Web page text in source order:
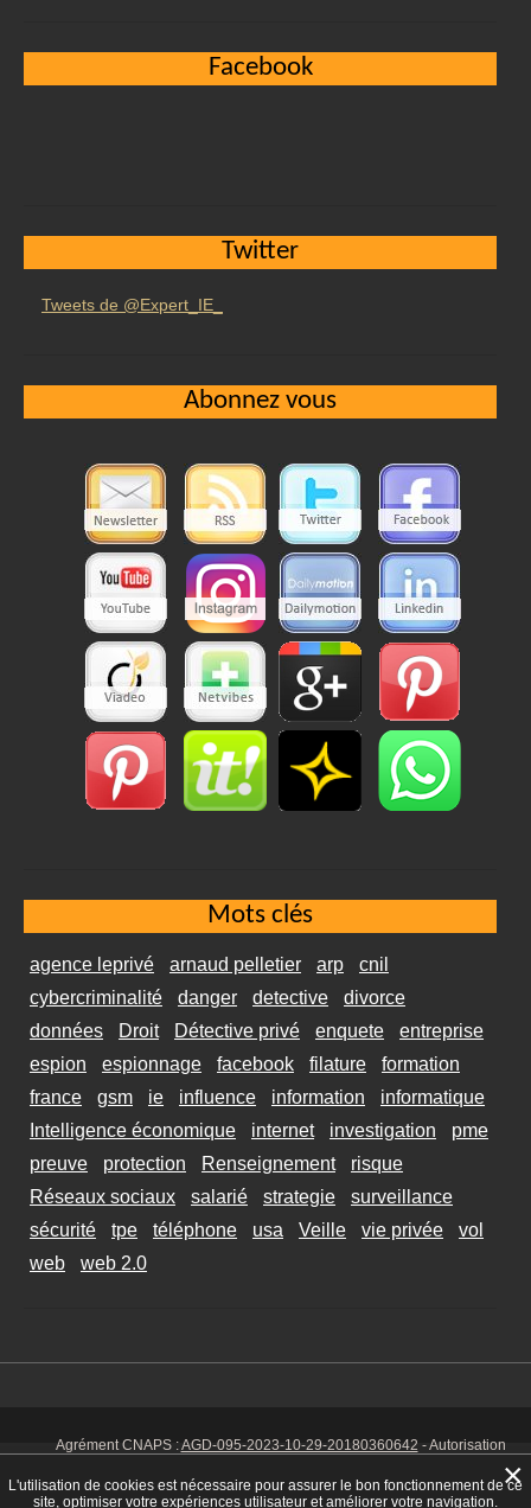
Facebook
Twitter
Tweets de @Expert_IE_
Abonnez vous
Mots clés
agence leprivé arnaud pelletier arp
cnil
cybercriminalité
danger detective
divorce
données
Droit Détective privé enquete
entreprise
espion
espionnage facebook filature
formation
france
gsm ie influence information
informatique
Intelligence économique
internet investigation
pme
preuve
protection Renseignement
risque
Réseaux sociaux
salarié strategie
surveillance
sécurité
tpe téléphone usa Veille vie privée
vol
web
web 2.0
Agrément CNAPS :AGD-095-2023-10-29-20180360642 - Autorisation
925 00038 - Code NAF 8030 Z -Mentions Légales-CookiesTél. : 06 14
01 75 32
L'utilisation de cookies est nécessaire pour assurer le bon fonctionnement de ce
site, optimiser votre expériences utilisateur et améliorer votre navigation.
×